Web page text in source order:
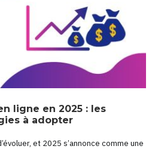
ligne en 2025 : les
à adopter
et 2025 s’annonce comme une